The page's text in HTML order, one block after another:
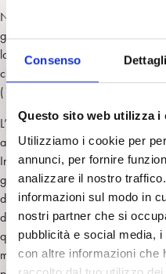
Consenso Dettagli
Questo sito web utilizza i
Utilizziamo i cookie per
annunci, per fornire
analizzare il nostro
informazioni sul modo in
nostri partner che si
pubblicità e social media,
con altre informazioni che
Nelle sue ultime opere (1932,
gli istinti vitali organizzatori che
la sopravvivenza psichica in
che rimane protetto, e spiegherà
(1931).
L’amore per la ricerca e la verità,
analitici, rimarrà una caratteristica
Invariata resterà anche la sua
gli esperimenti, non sempre felici,
divergenze con il Maestro a
discuterle e superarle fino alla
quando Freud scrisse a Ferenczi,
mantenendo un atteggiamento